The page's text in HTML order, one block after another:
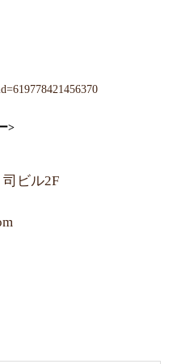
>
ビル2F